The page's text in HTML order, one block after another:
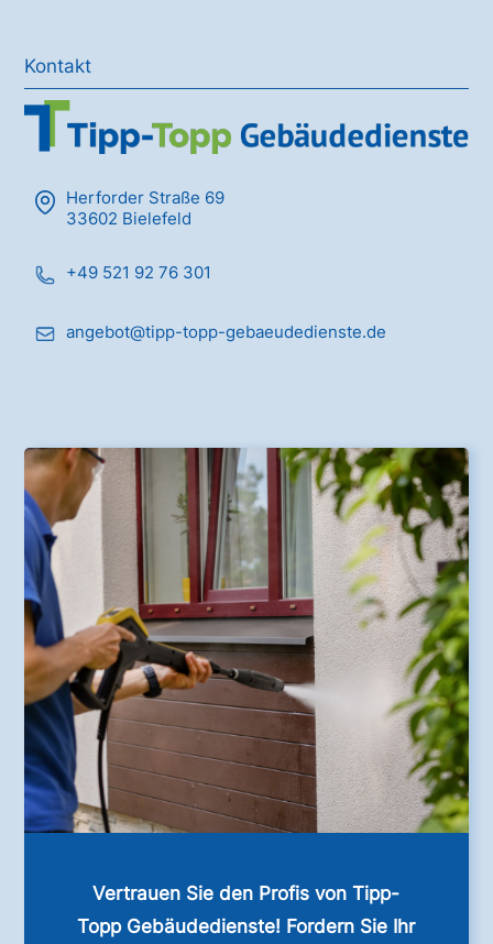
Kontakt
Herforder Straße 69
33602 Bielefeld
+49 521 92 76 301
angebot@tipp-topp-gebaeudedienste.de
Vertrauen Sie den Profis von Tipp-
Topp Gebäudedienste! Fordern Sie Ihr